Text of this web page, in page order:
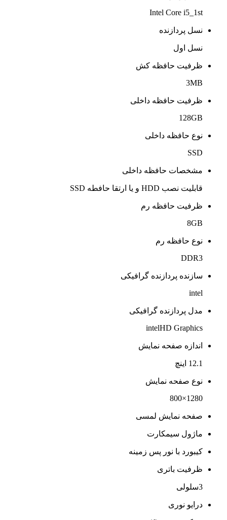
Intel Core i5_1st
نسل پردازنده
نسل اول
ظرفیت حافظه کش
3MB
ظرفیت حافظه داخلی
128GB
نوع حافظه داخلی
SSD
مشخصات حافظه داخلی
قابلیت نصب HDD و یا ارتقا حافطه SSD
ظرفیت حافظه رم
8GB
نوع حافظه رم
DDR3
سازنده پردازنده گرافیکی
intel
مدل پردازنده گرافیکی
intelHD Graphics
اندازه صفحه نمایش
12.1 اینچ
نوع صفحه نمایش
1280×800
صفحه نمایش لمسی
ماژول سیمکارت
کیبورد با نور پس زمینه
ظرفیت باتری
3سلولی
درایو نوری